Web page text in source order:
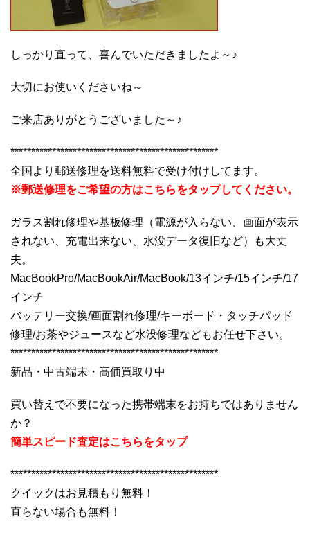
しっかり直って、喜んでいただきましたよ～♪
大切にお使いくださいね～
ご来店ありがとうございました～♪
**************************************************
全国より郵送修理を送料無料で受け付けしてます。
※郵送修理をご希望の方はこちらをタップしてください。
ガラス割れ修理や基板修理（電源が入らない、画面が表示
されない、充電出来ない、水没データ復旧など）も大丈
夫。
MacBookPro/MacBookAir/MacBook/13インチ/15インチ/17
インチ
バッテリー交換/画面割れ修理/キーボード・タッチパッド
修理/お茶やジュースなど水没修理などもお任せ下さい。
**************************************************
新品・中古端末・高価買取り中
買い替えで不要になった携帯端末をお持ちではありません
か？
簡単スピード査定はこちらをタップ
**************************************************
クイックはお見積もり無料！
直らない場合も無料！